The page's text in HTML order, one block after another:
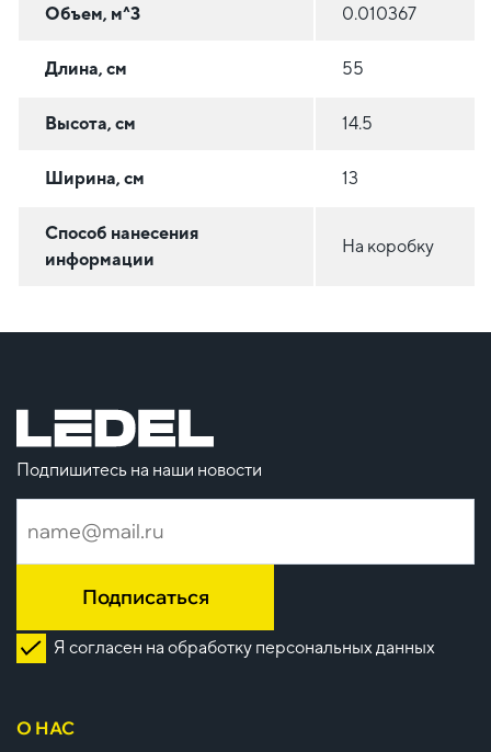
Объем, м^3 0.010367
Длина, см 55
Высота, см 14.5
Ширина, см 13
Способ нанесения
информации
На коробку
Подпишитесь на наши новости
Подписаться
Я согласен на обработку персональных данных
О НАС